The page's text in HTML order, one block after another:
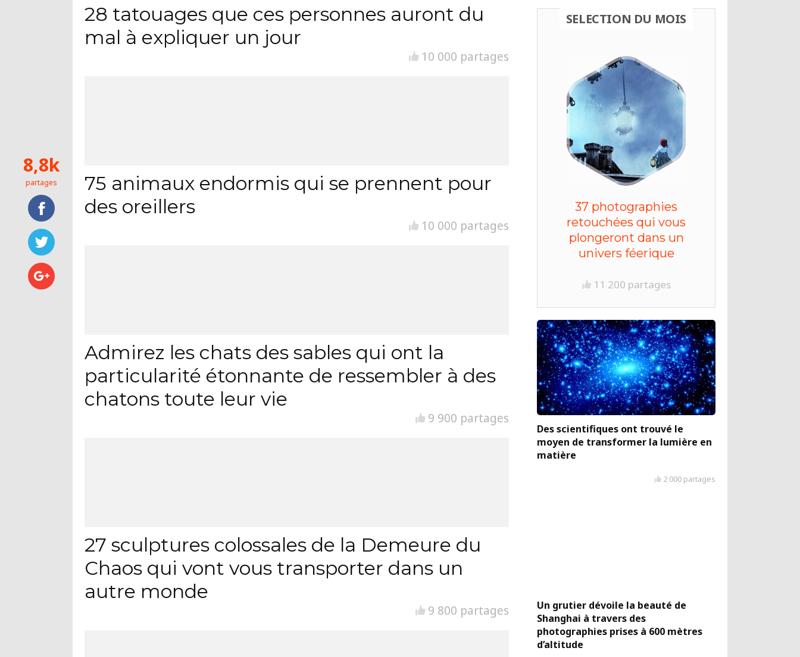
28 tatouages que ces personnes auront du
mal à expliquer un jour
10 000 partages
75 animaux endormis qui se prennent pour
des oreillers
10 000 partages
Admirez les chats des sables qui ont la
particularité étonnante de ressembler à des
chatons toute leur vie
9 900 partages
27 sculptures colossales de la Demeure du
Chaos qui vont vous transporter dans un
autre monde
9 800 partages
SELECTION DU MOIS
37 photographies
retouchées qui vous
plongeront dans un
univers féerique
11 200 partages
Des scientifiques ont trouvé le
moyen de transformer la lumière en
matière
2 000 partages
Un grutier dévoile la beauté de
Shanghai à travers des
photographies prises à 600 mètres
d’altitude
8,8k
partages